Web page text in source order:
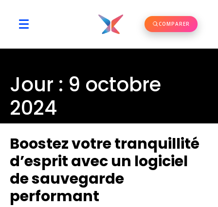
COMPARER
Jour : 9 octobre
2024
Boostez votre tranquillité
d’esprit avec un logiciel
de sauvegarde
performant